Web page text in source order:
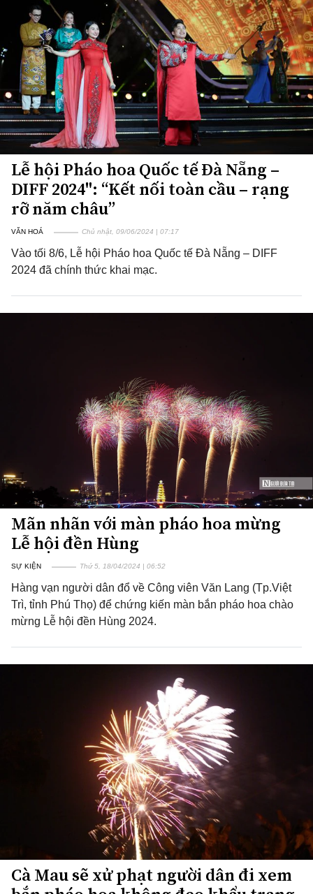
Lễ hội Pháo hoa Quốc tế Đà Nẵng –
DIFF 2024": “Kết nối toàn cầu – rạng
rỡ năm châu”
VĂN HOÁ Chủ nhật, 09/06/2024 | 07:17
Vào tối 8/6, Lễ hội Pháo hoa Quốc tế Đà Nẵng – DIFF
2024 đã chính thức khai mạc.
Mãn nhãn với màn pháo hoa mừng
Lễ hội đền Hùng
SỰ KIỆN Thứ 5, 18/04/2024 | 06:52
Hàng vạn người dân đổ về Công viên Văn Lang (Tp.Việt
Trì, tỉnh Phú Thọ) để chứng kiến màn bắn pháo hoa chào
mừng Lễ hội đền Hùng 2024.
Cà Mau sẽ xử phạt người dân đi xem